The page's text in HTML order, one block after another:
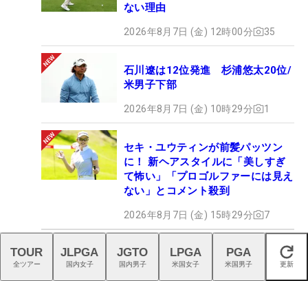
ない理由
2026年8月7日 (金) 12時00分 35
石川遼は12位発進 杉浦悠太20位/
米男子下部
2026年8月7日 (金) 10時29分 1
セキ・ユウティンが前髪パッツン
に！ 新ヘアスタイルに「美しすぎ
て怖い」「プロゴルファーには見え
ない」とコメント殺到
2026年8月7日 (金) 15時29分 7
閉じる
TOUR
全ツアー
JLPGA
国内女子
JGTO
国内男子
LPGA
米国女子
PGA
米国男子 更新